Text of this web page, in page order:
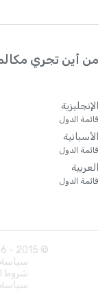
من أين تجري
الإنجليزية
قائمة الدول
الأسبانية
قائمة الدول
العربية
قائمة الدول
© 2015 -
سياسة
شروط